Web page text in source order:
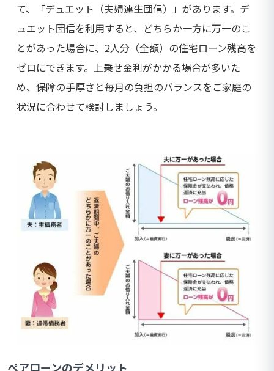
て、「デュエット（夫婦連生団信）」があります。デ
ュエット団信を利用すると、どちらか一方に万一のこ
とがあった場合に、2人分（全額）の住宅ローン残高を
ゼロにできます。上乗せ金利がかかる場合が多いた
め、保障の手厚さと毎月の負担のバランスをご家庭の
状況に合わせて検討しましょう。
ペアローンのデメリット